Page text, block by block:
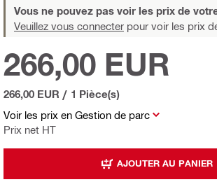
Vous ne pouvez pas voir les prix de
Veuillez vous connecter pour voir les prix
Voir les prix en Gestion de parc
Prix net HT
266,00 EUR
266,00 EUR / 1 Pièce(s)
AJOUTER AU PANIER